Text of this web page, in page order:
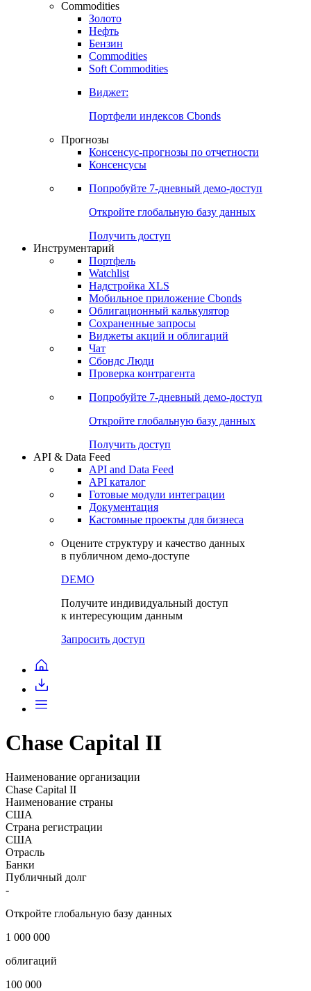
Commodities
Золото
Нефть
Бензин
Commodities
Soft Commodities
Виджет:
Портфели индексов Cbonds
Прогнозы
Консенсус-прогнозы по отчетности
Консенсусы
Попробуйте 7-дневный демо-доступ
Откройте глобальную базу данных
Получить доступ
Инструментарий
Портфель
Watchlist
Надстройка XLS
Мобильное приложение Cbonds
Облигационный калькулятор
Сохраненные запросы
Виджеты акций и облигаций
Чат
Сбондс Люди
Проверка контрагента
Попробуйте 7-дневный демо-доступ
Откройте глобальную базу данных
Получить доступ
API & Data Feed
API and Data Feed
API каталог
Готовые модули интеграции
Документация
Кастомные проекты для бизнеса
Оцените структуру и качество данных
в публичном демо-доступе
DEMO
Получите индивидуальный доступ
к интересующим данным
Запросить доступ
Chase Capital II
Наименование организации
Chase Capital II
Наименование страны
США
Страна регистрации
США
Отрасль
Банки
Публичный долг
-
Откройте глобальную базу данных
1 000 000
облигаций
100 000